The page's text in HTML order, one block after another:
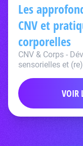
Les
CNV et
corporelles
CNV & Corps -
sensorielles et
VOIR